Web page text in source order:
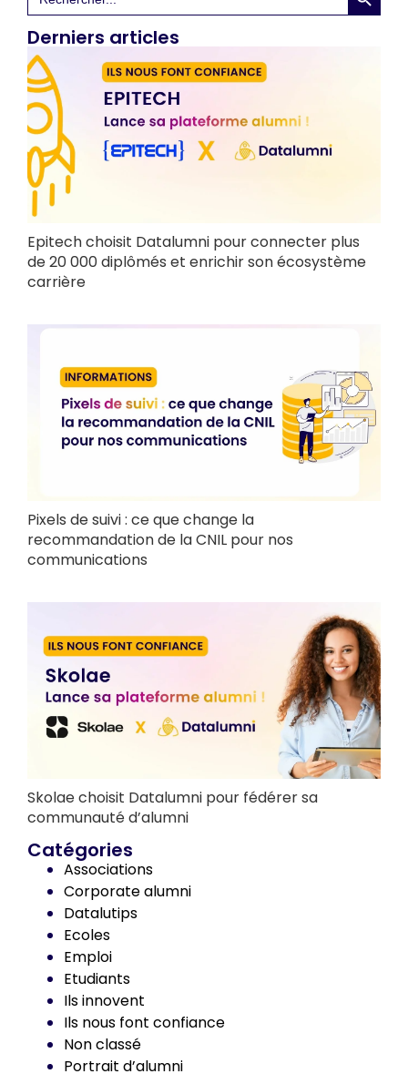
Derniers articles
Epitech choisit Datalumni pour connecter plus
de 20 000 diplômés et enrichir son écosystème
carrière
Pixels de suivi : ce que change la
recommandation de la CNIL pour nos
communications
Skolae choisit Datalumni pour fédérer sa
communauté d’alumni
Catégories
Associations
Corporate alumni
Datalutips
Ecoles
Emploi
Etudiants
Ils innovent
Ils nous font confiance
Non classé
Portrait d’alumni